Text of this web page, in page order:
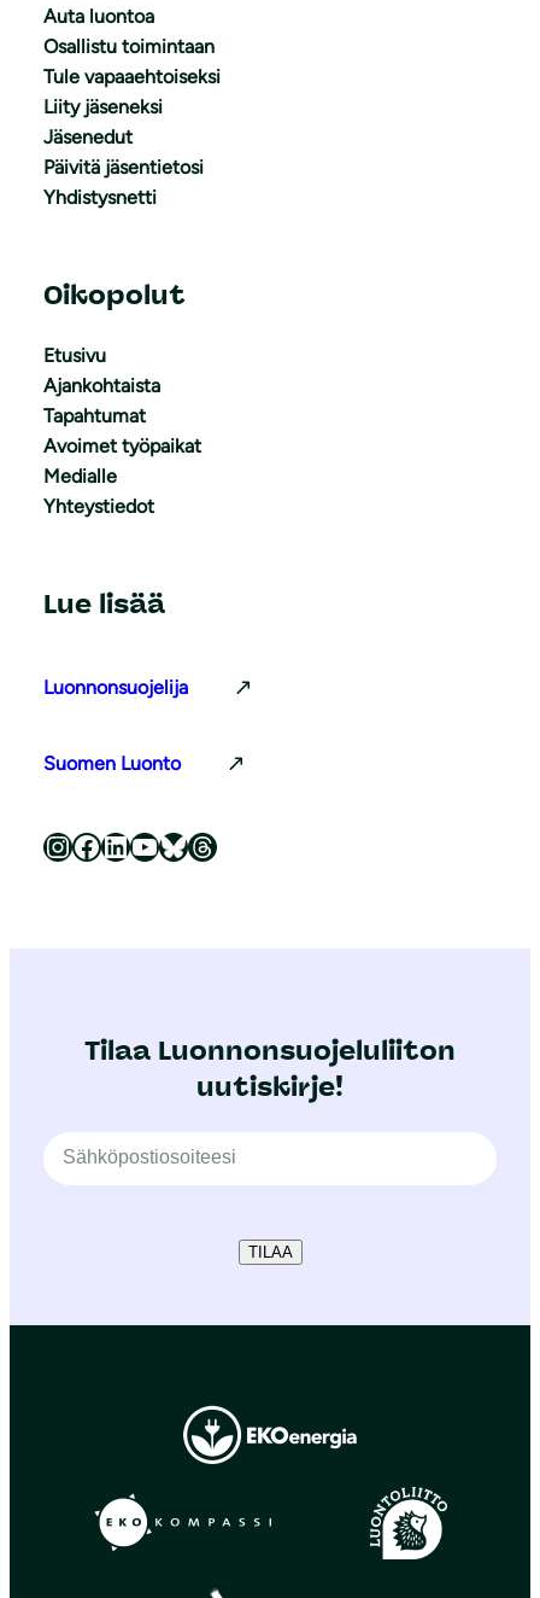
Auta luontoa
Osallistu toimintaan
Tule vapaaehtoiseksi
Liity jäseneksi
Jäsenedut
Päivitä jäsentietosi
Yhdistysnetti
Oikopolut
Etusivu
Ajankohtaista
Tapahtumat
Avoimet työpaikat
Medialle
Yhteystiedot
Lue lisää
Luonnonsuojelija
Suomen Luonto
Luonnonsuojeluliitto Instagramissa Luonnonsuojeluliitto Facebookissa Luonnonsuojeluliitto LinkedInissä Luonnonsuojeluliiton YouTube-kanava Luonnonsuojeluliitto Blueskyssa Luonnonsuojeluliitto Threadsissa
Tilaa Luonnonsuojeluliiton
uutiskirje!
TILAA